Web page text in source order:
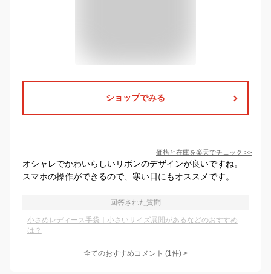
ショップでみる
価格と在庫を楽天でチェック >>
オシャレでかわいらしいリボンのデザインが良いですね。
スマホの操作ができるので、寒い日にもオススメです。
回答された質問
小さめレディース手袋｜小さいサイズ展開があるなどのおすすめ
は？
全てのおすすめコメント (1件) >